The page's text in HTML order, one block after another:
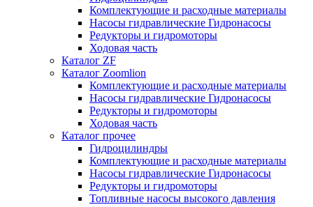
Комплектующие и расходные материалы
Насосы гидравлические Гидронасосы
Редукторы и гидромоторы
Ходовая часть
Каталог ZF
Каталог Zoomlion
Комплектующие и расходные материалы
Насосы гидравлические Гидронасосы
Редукторы и гидромоторы
Ходовая часть
Каталог прочее
Гидроцилиндры
Комплектующие и расходные материалы
Насосы гидравлические Гидронасосы
Редукторы и гидромоторы
Топливные насосы высокого давления